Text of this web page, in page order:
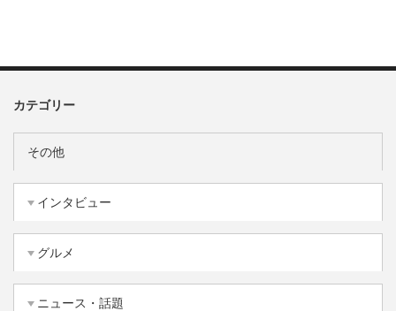
カテゴリー
その他
インタビュー
グルメ
ニュース・話題